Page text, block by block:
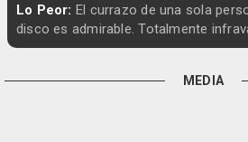
Lo Peor: El currazo de una sola
disco es admirable. Totalmente
MEDIA